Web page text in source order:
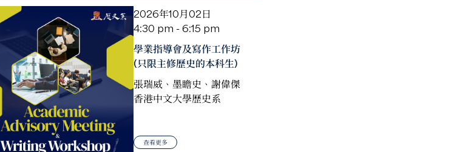
2026年10月02日
4:30 pm - 6:15 pm
學業指導會及寫作工作坊
(只限主修歷史的本科生)
張瑞威、墨瞻史、謝偉傑
香港中文大學歷史系
查看更多